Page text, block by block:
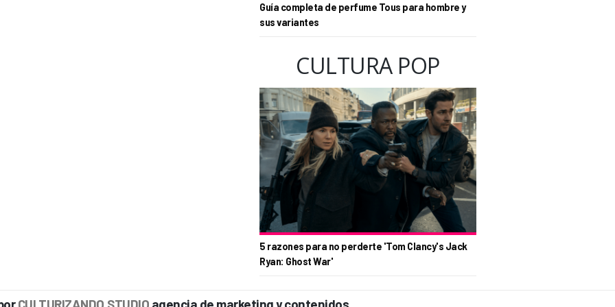
Guía completa de perfume Tous para hombre y
sus variantes
CULTURA POP
5 razones para no perderte 'Tom Clancy's Jack
Ryan: Ghost War'